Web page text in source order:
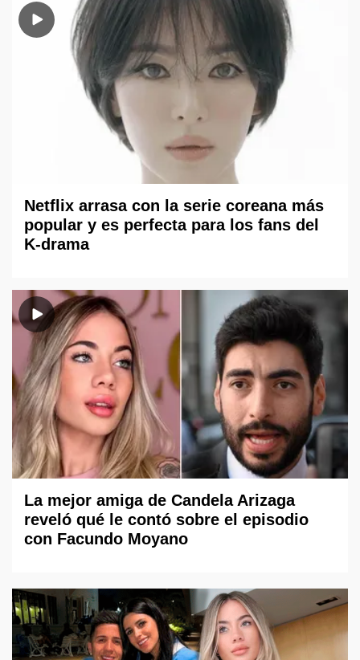
Netflix arrasa con la serie coreana más
popular y es perfecta para los fans del
K-drama
La mejor amiga de Candela Arizaga
reveló qué le contó sobre el episodio
con Facundo Moyano